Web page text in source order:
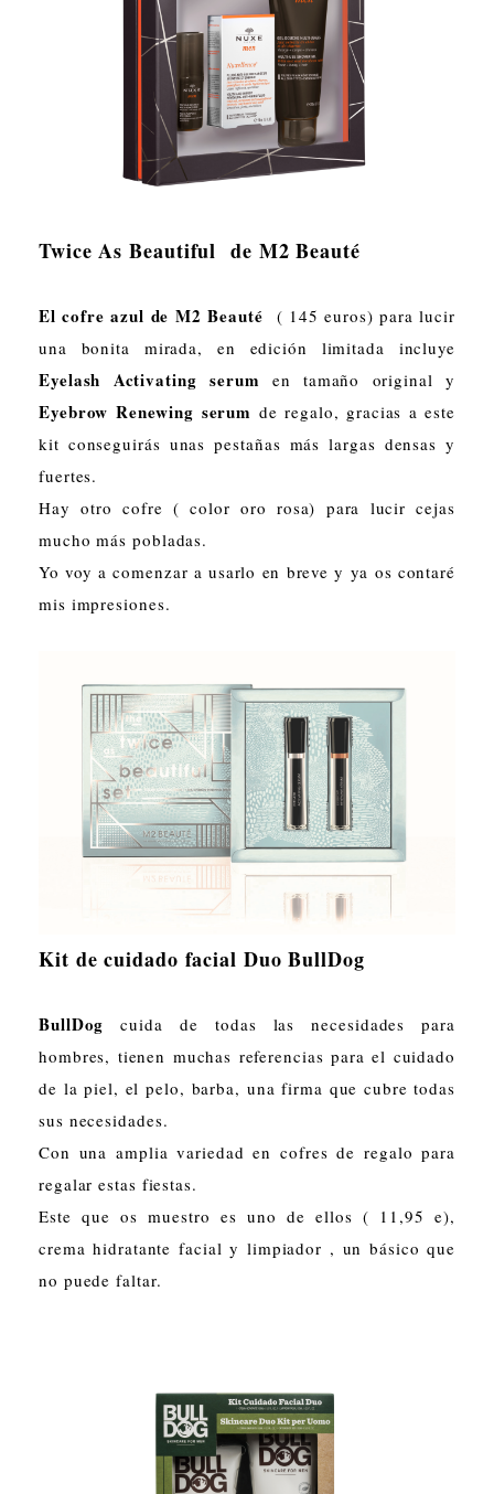
Twice As Beautiful de M2 Beauté
El cofre azul de M2 Beauté
( 145 euros) para lucir
una bonita mirada, en edición limitada incluye
Eyelash Activating serum en tamaño original y
Eyebrow Renewing serum de regalo, gracias a este
kit conseguirás unas pestañas más largas densas y
fuertes.
Hay otro cofre ( color oro rosa) para lucir cejas
mucho más pobladas.
Yo voy a comenzar a usarlo en breve y ya os contaré
mis impresiones.
Kit de cuidado facial Duo BullDog
BullDogcuida de todas las necesidades para
hombres, tienen muchas referencias para el cuidado
de la piel, el pelo, barba, una firma que cubre todas
sus necesidades.
Con una amplia variedad en cofres de regalo para
regalar estas fiestas.
Este que os muestro es uno de ellos ( 11,95 e),
crema hidratante facial y limpiador , un básico que
no puede faltar.